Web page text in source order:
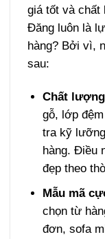
giá tốt và chất
Đăng luôn là
hàng? Bởi vì,
sau:
Chất
gỗ, lớp
tra kỹ
hàng. Điều
đẹp theo
Mẫu mã
chọn từ
đơn, sofa